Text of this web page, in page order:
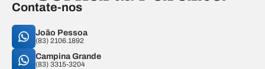
Contate-nos
João Pessoa
(83) 2106.1892
Campina Grande
(83) 3315-3204